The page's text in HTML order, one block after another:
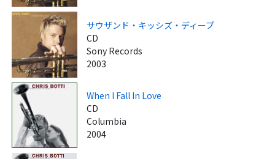
サウザンド・キッシズ・ディープ
CD
Sony Records
2003
When I Fall In Love
CD
Columbia
2004